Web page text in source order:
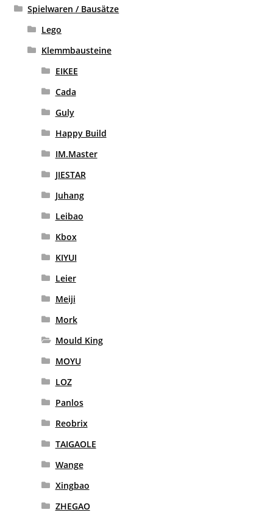
Spielwaren / Bausätze
Lego
Klemmbausteine
EIKEE
Cada
Guly
Happy Build
IM.Master
JIESTAR
Juhang
Leibao
Kbox
KIYUI
Leier
Meiji
Mork
Mould King
MOYU
LOZ
Panlos
Reobrix
TAIGAOLE
Wange
Xingbao
ZHEGAO